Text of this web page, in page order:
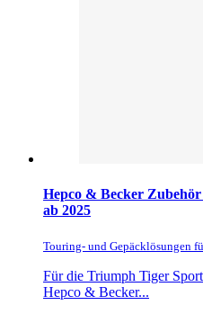
Hepco & Becker
ab 2025
Touring- und Gepäcklösungen
Für die Triumph Tiger
Hepco & Becker...